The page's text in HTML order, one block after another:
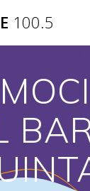
100.5